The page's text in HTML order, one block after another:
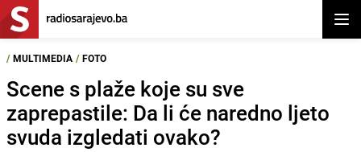
/ MULTIMEDIA / FOTO
Scene s plaže koje su sve
zaprepastile: Da li će naredno ljeto
svuda izgledati ovako?